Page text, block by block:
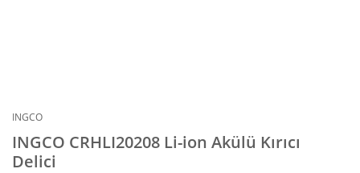
INGCO
INGCO CRHLI20208 Li-ion Akülü Kırıcı
Delici